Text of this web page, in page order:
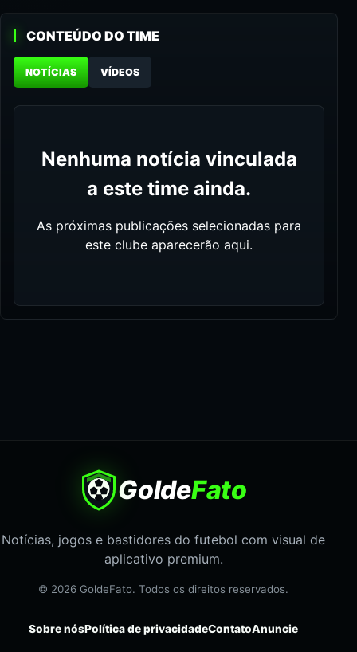
CONTEÚDO DO TIME
NOTÍCIAS VÍDEOS
Nenhuma notícia vinculada
a este time ainda.
As próximas publicações selecionadas para
este clube aparecerão aqui.
GoldeFato
Notícias, jogos e bastidores do futebol com visual de
aplicativo premium.
© 2026 GoldeFato. Todos os direitos reservados.
Sobre nósPolítica de privacidadeContatoAnuncie